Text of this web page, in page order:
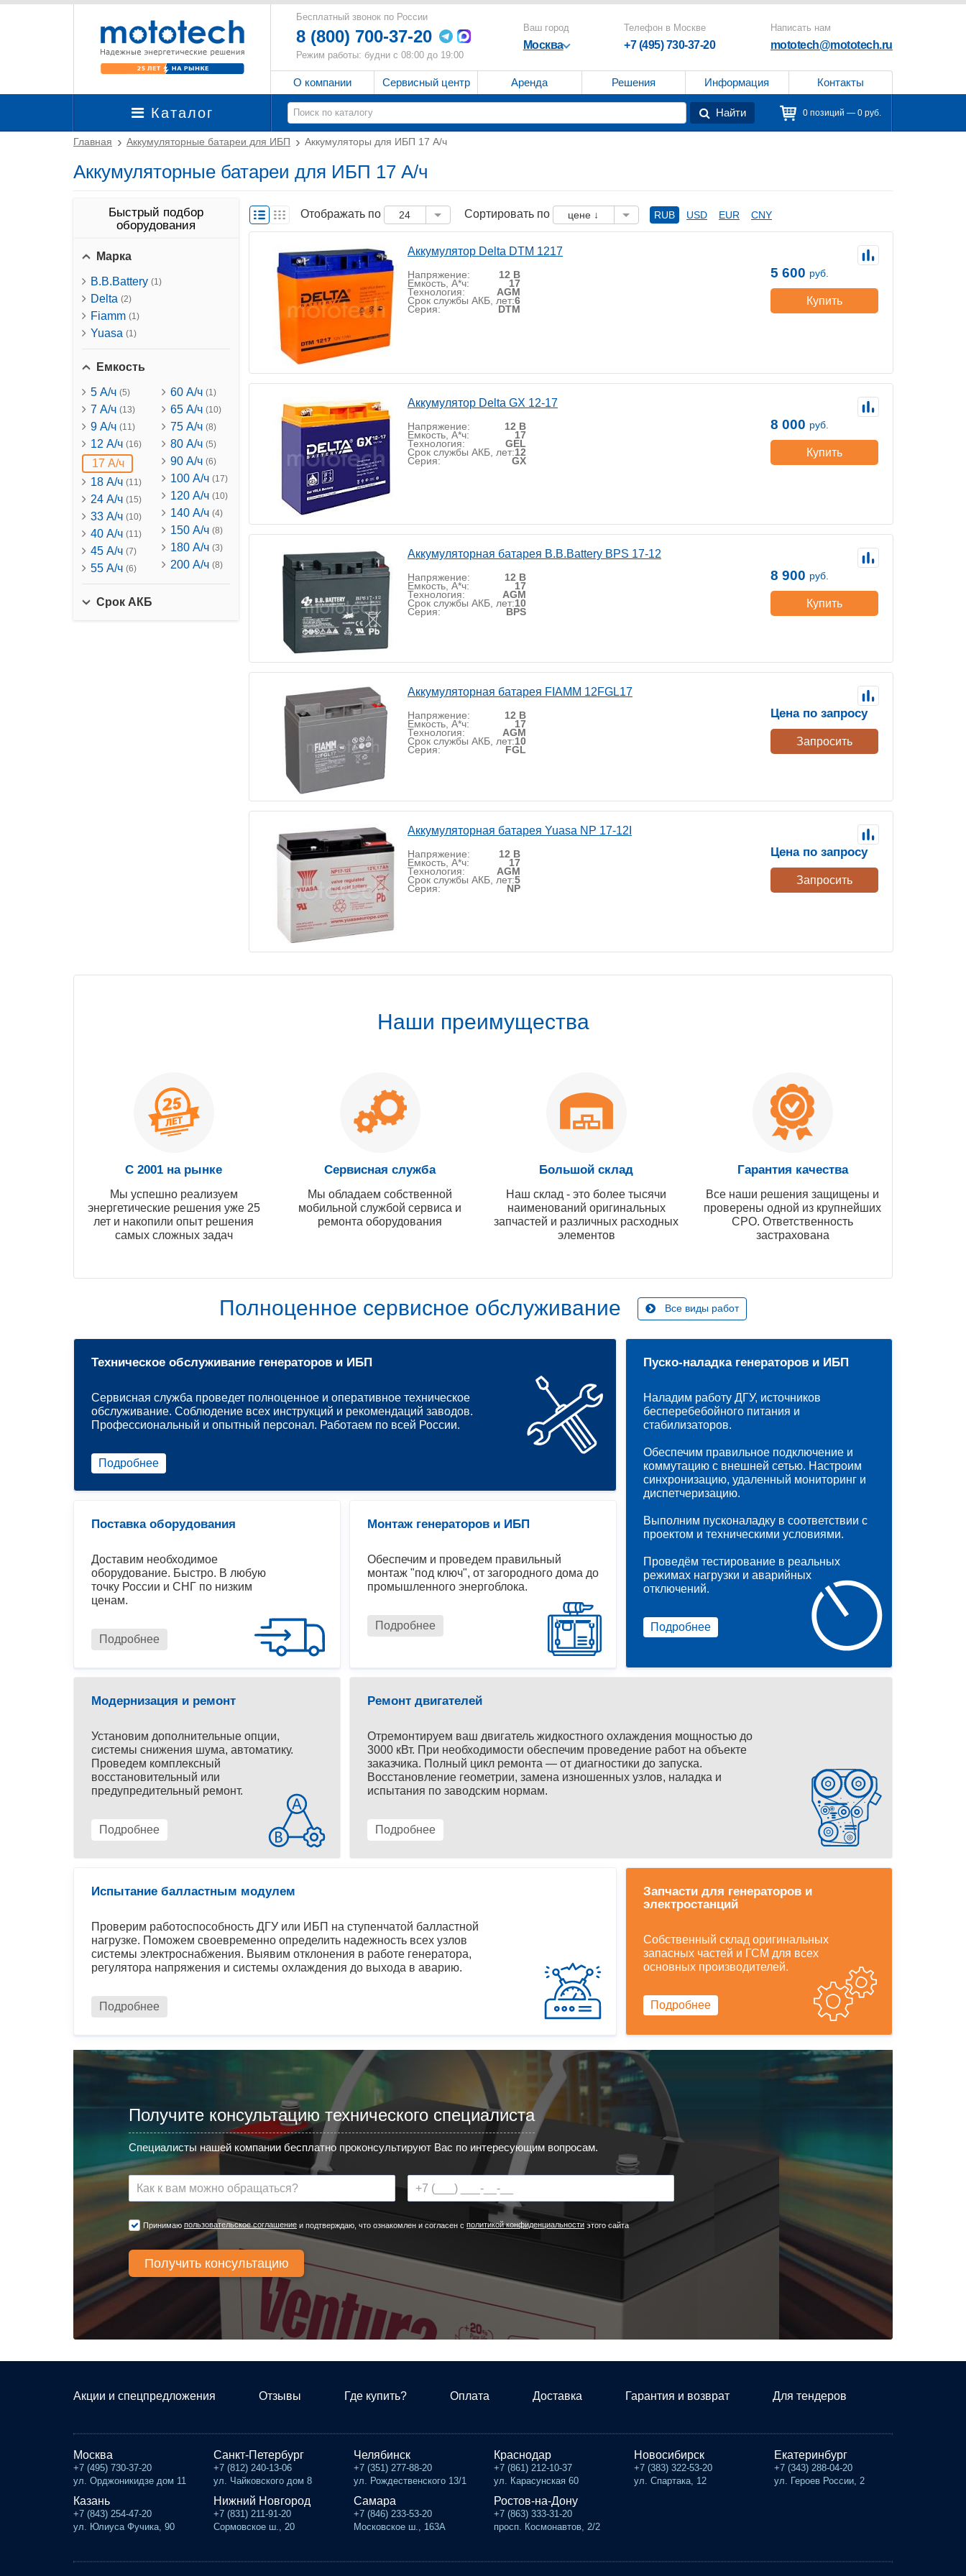
Бесплатный звонок по России
8 (800) 700-37-20
Режим работы: будни с 08:00 до 19:00
Ваш город
Москва
Телефон в Москве
+7 (495) 730-37-20
Написать нам
mototech@mototech.ru
О компании Сервисный центр Аренда Решения Информация Контакты
Каталог Найти 0 позиций — 0 руб.
Главная Аккумуляторные батареи для ИБП Аккумуляторы для ИБП 17 А/ч
Аккумуляторные батареи для ИБП 17 А/ч
Быстрый подбор
оборудования
Марка
B.B.Battery (1)
Delta (2)
Fiamm (1)
Yuasa (1)
Емкость
5 А/ч (5)
7 А/ч (13)
9 А/ч (11)
12 А/ч (16)
17 А/ч
18 А/ч (11)
24 А/ч (15)
33 А/ч (10)
40 А/ч (11)
45 А/ч (7)
55 А/ч (6)
60 А/ч (1)
65 А/ч (10)
75 А/ч (8)
80 А/ч (5)
90 А/ч (6)
100 А/ч (17)
120 А/ч (10)
140 А/ч (4)
150 А/ч (8)
180 А/ч (3)
200 А/ч (8)
Срок АКБ
Отображать по 24 Сортировать по цене ↓ RUB USD EUR CNY
Аккумулятор Delta DTM 1217
Напряжение: 12 В
Емкость, А*ч: 17
Технология: AGM
Срок службы АКБ, лет:6
Серия: DTM
5 600 руб.
Купить
Аккумулятор Delta GX 12-17
Напряжение: 12 В
Емкость, А*ч: 17
Технология: GEL
Срок службы АКБ, лет:12
Серия: GX
8 000 руб.
Купить
Аккумуляторная батарея B.B.Battery BPS 17-12
Напряжение: 12 В
Емкость, А*ч: 17
Технология: AGM
Срок службы АКБ, лет:10
Серия: BPS
8 900 руб.
Купить
Аккумуляторная батарея FIAMM 12FGL17
Напряжение: 12 В
Емкость, А*ч: 17
Технология: AGM
Срок службы АКБ, лет:10
Серия: FGL
Цена по запросу
Запросить
Аккумуляторная батарея Yuasa NP 17-12I
Напряжение: 12 В
Емкость, А*ч: 17
Технология: AGM
Срок службы АКБ, лет:5
Серия: NP
Цена по запросу
Запросить
Наши преимущества
С 2001 на рынке
Мы успешно реализуем
энергетические решения уже 25
лет и накопили опыт решения
самых сложных задач
Сервисная служба
Мы обладаем собственной
мобильной службой сервиса и
ремонта оборудования
Большой склад
Наш склад - это более тысячи
наименований оригинальных
запчастей и различных расходных
элементов
Гарантия качества
Все наши решения защищены и
проверены одной из крупнейших
СРО. Ответственность
застрахована
Полноценное сервисное обслуживание Все виды работ
Техническое обслуживание генераторов и ИБП
Сервисная служба проведет полноценное и оперативное техническое
обслуживание. Соблюдение всех инструкций и рекомендаций заводов.
Профессиональный и опытный персонал. Работаем по всей России.
Подробнее
Поставка оборудования
Доставим необходимое
оборудование. Быстро. В любую
точку России и СНГ по низким
ценам.
Подробнее
Монтаж генераторов и ИБП
Обеспечим и проведем правильный
монтаж "под ключ", от загородного дома до
промышленного энергоблока.
Подробнее
Пуско-наладка генераторов и ИБП
Наладим работу ДГУ, источников
бесперебебойного питания и
стабилизаторов.
Обеспечим правильное подключение и
коммутацию с внешней сетью. Настроим
синхронизацию, удаленный мониторинг и
диспетчеризацию.
Выполним пусконаладку в соответствии с
проектом и техническими условиями.
Проведём тестирование в реальных
режимах нагрузки и аварийных
отключений.
Подробнее
Ремонт двигателей
Отремонтируем ваш двигатель жидкостного охлаждения мощностью до
3000 кВт. При необходимости обеспечим проведение работ на объекте
заказчика. Полный цикл ремонта — от диагностики до запуска.
Восстановление геометрии, замена изношенных узлов, наладка и
испытания по заводским нормам.
Подробнее
Модернизация и ремонт
Установим дополнительные опции,
системы снижения шума, автоматику.
Проведем комплексный
восстановительный или
предупредительный ремонт.
Подробнее
Запчасти для генераторов и
электростанций
Собственный склад оригинальных
запасных частей и ГСМ для всех
основных производителей.
Подробнее
Испытание балластным модулем
Проверим работоспособность ДГУ или ИБП на ступенчатой балластной
нагрузке. Поможем своевременно определить надежность всех узлов
системы электроснабжения. Выявим отклонения в работе генератора,
регулятора напряжения и системы охлаждения до выхода в аварию.
Подробнее
Получите консультацию технического специалиста
Специалисты нашей компании бесплатно проконсультируют Вас по интересующим вопросам.
Принимаю пользовательское соглашение и подтверждаю, что ознакомлен и согласен с политикой конфиденциальности этого сайта
Акции и спецпредложения Отзывы Где купить? Оплата Доставка Гарантия и возврат Для тендеров
Москва
+7 (495) 730-37-20
ул. Орджоникидзе дом 11
Санкт-Петербург
+7 (812) 240-13-06
ул. Чайковского дом 8
Челябинск
+7 (351) 277-88-20
ул. Рождественского 13/1
Краснодар
+7 (861) 212-10-37
ул. Карасунская 60
Новосибирск
+7 (383) 322-53-20
ул. Спартака, 12
Екатеринбург
+7 (343) 288-04-20
ул. Героев России, 2
Казань
+7 (843) 254-47-20
ул. Юлиуса Фучика, 90
Нижний Новгород
+7 (831) 211-91-20
Сормовское ш., 20
Самара
+7 (846) 233-53-20
Московское ш., 163А
Ростов-на-Дону
+7 (863) 333-31-20
просп. Космонавтов, 2/2